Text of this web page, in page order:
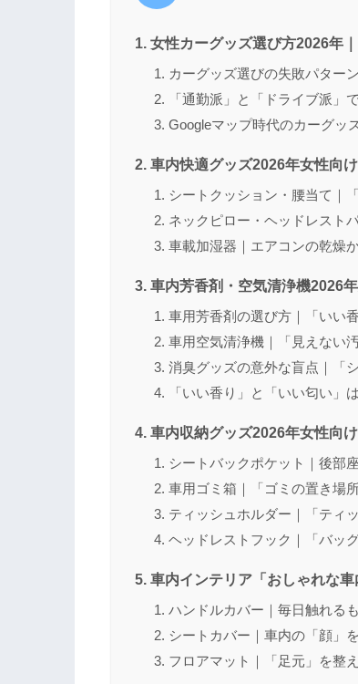
女性カーグッズ選び方2026年
カーグッズ選びの失敗パター
「通勤派」と「ドライブ派」
Googleマップ時代のカーグッ
車内快適グッズ2026年女性向
シートクッション・腰当て｜
ネックピロー・ヘッドレスト
車載加湿器｜エアコンの乾燥
車内芳香剤・空気清浄機2026
車用芳香剤の選び方｜「いい
車用空気清浄機｜「見えない
消臭グッズの意外な盲点｜「
「いい香り」と「いい匂い
車内収納グッズ2026年女性向
シートバックポケット｜後部
車用ゴミ箱｜「ゴミの置き場
ティッシュホルダー｜「ティ
ヘッドレストフック｜「バッ
車内インテリア「おしゃれな
ハンドルカバー｜毎日触れる
シートカバー｜車内の「顔」
フロアマット｜「足元」を整